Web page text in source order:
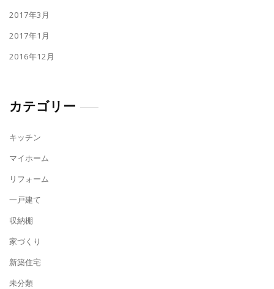
2017年3月
2017年1月
2016年12月
カテゴリー
キッチン
マイホーム
リフォーム
一戸建て
収納棚
家づくり
新築住宅
未分類